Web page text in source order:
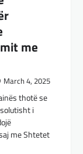
me
March 4, 2025
thotë se
i
me Shtetet
për
se
sadopak
pas takimit
ka